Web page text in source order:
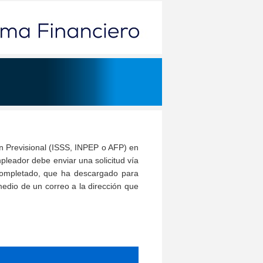
(ISSS, INPEP o AFP) en
debe enviar una solicitud vía
que ha descargado para
de un correo a la dirección que